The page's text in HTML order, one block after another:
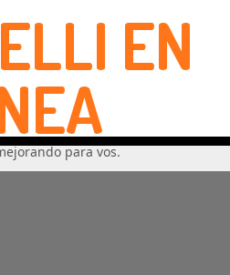
EN
para vos.